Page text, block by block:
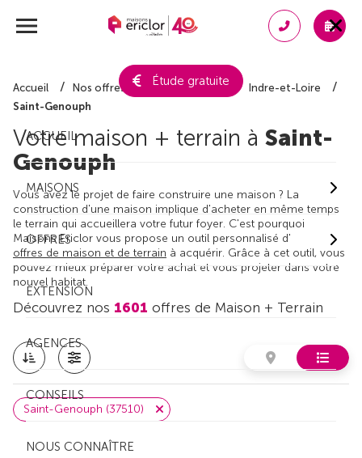
Étude gratuite
ACCUEIL
MAISONS
OFFRES
EXTENSION
AGENCES
CONSEILS
NOUS CONNAÎTRE
Accueil Nos offres de maison + terrain
Indre-et-Loire
Saint-Genouph
Votre maison + terrain à Saint-
Genouph
Vous avez le projet de faire construire une maison ? La
construction d'une maison implique d'acheter en même temps
le terrain qui accueillera votre futur foyer. C'est pourquoi
Maisons Ericlor vous propose un outil personnalisé d'
offres de maison et de terrain à acquérir. Grâce à cet outil, vous
pouvez mieux préparer votre achat et vous projeter dans votre
nouvel habitat.
Découvrez nos 1601 offres de Maison + Terrain
Saint-Genouph (37510)